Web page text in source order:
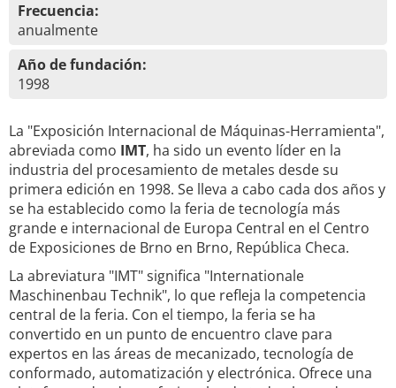
Frecuencia:
anualmente
Año de fundación:
1998
La "Exposición Internacional de Máquinas-Herramienta",
abreviada como IMT, ha sido un evento líder en la
industria del procesamiento de metales desde su
primera edición en 1998. Se lleva a cabo cada dos años y
se ha establecido como la feria de tecnología más
grande e internacional de Europa Central en el Centro
de Exposiciones de Brno en Brno, República Checa.
La abreviatura "IMT" significa "Internationale
Maschinenbau Technik", lo que refleja la competencia
central de la feria. Con el tiempo, la feria se ha
convertido en un punto de encuentro clave para
expertos en las áreas de mecanizado, tecnología de
conformado, automatización y electrónica. Ofrece una